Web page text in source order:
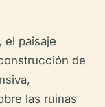
el paisaje
de
las ruinas